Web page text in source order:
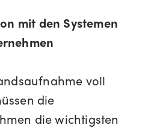
mit den Systemen
voll
die
die wichtigsten